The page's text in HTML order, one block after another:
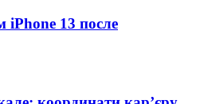
iPhone 13 после